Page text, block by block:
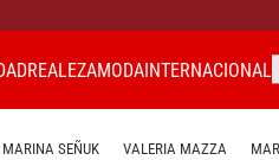
REALEZAMODAINTERNACIONAL
MARINA SEÑUK VALERIA MAZZA